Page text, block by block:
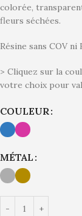
colorée,
fleurs séchées.
Résine sans COV
> Cliquez sur la
votre choix pour
COULEUR
MÉTAL
Alternative: